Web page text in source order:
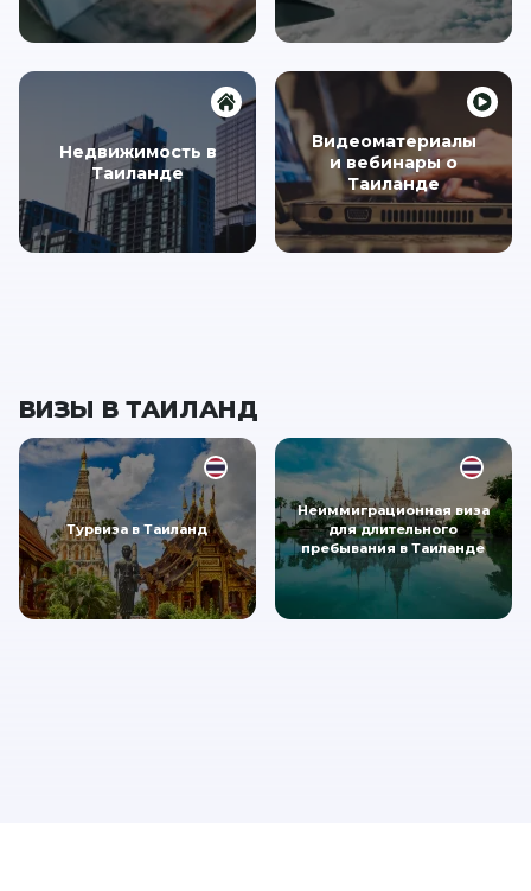
Недвижимость в
Таиланде
Видеоматериалы
и вебинары о
Таиланде
ВИЗЫ В ТАИЛАНД
Турвиза в Таиланд
Неиммиграционная виза
для длительного
пребывания в Таиланде